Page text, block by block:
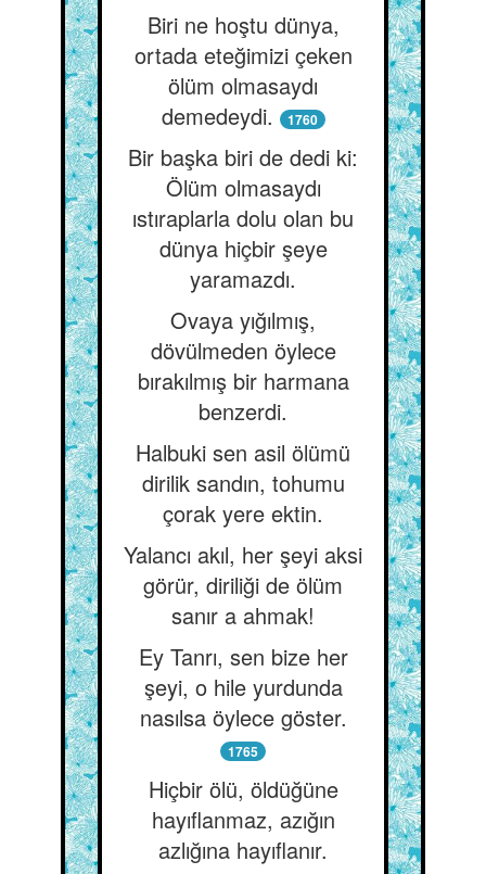
Biri ne hoştu dünya,
ortada eteğimizi çeken
ölüm olmasaydı
demedeydi.
1760
Bir başka biri de dedi ki:
Ölüm olmasaydı
ıstıraplarla dolu olan bu
dünya hiçbir şeye
yaramazdı.
Ovaya yığılmış,
dövülmeden öylece
bırakılmış bir harmana
benzerdi.
Halbuki sen asil ölümü
dirilik sandın, tohumu
çorak yere ektin.
Yalancı akıl, her şeyi aksi
görür, diriliği de ölüm
sanır a ahmak!
Ey Tanrı, sen bize her
şeyi, o hile yurdunda
nasılsa öylece göster.
1765
Hiçbir ölü, öldüğüne
hayıflanmaz, azığın
azlığına hayıflanır.